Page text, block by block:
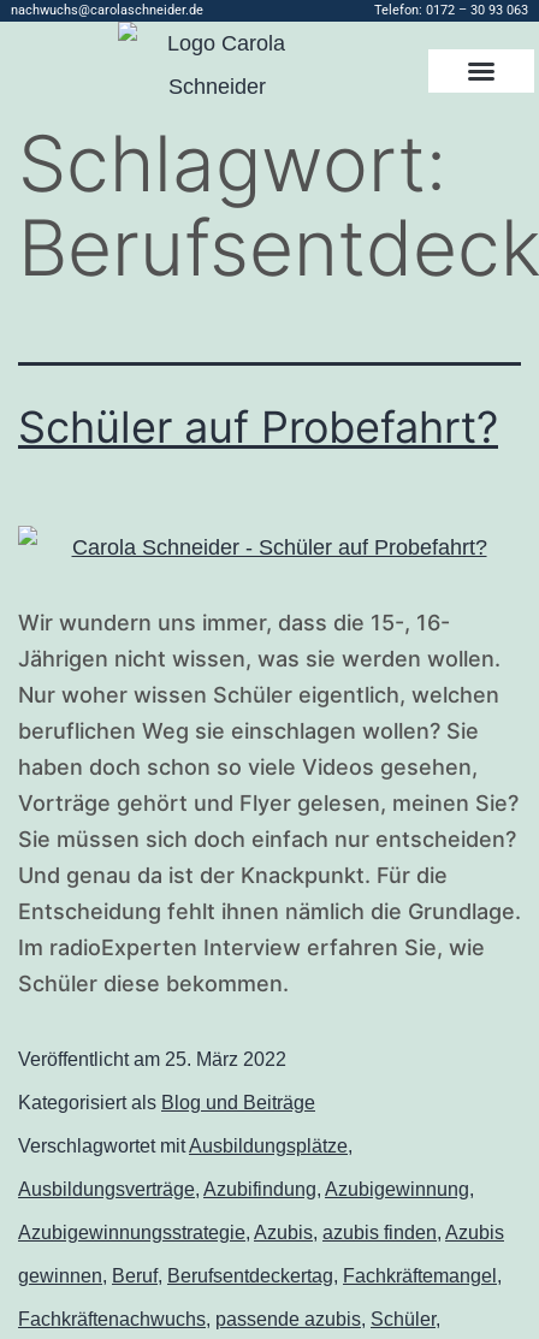
nachwuchs@carolaschneider.de Telefon:0172 – 30 93 063
Schlagwort:
Schüler auf Probefahrt?
Wir wundern uns immer, dass die 15-, 16-
Jährigen nicht wissen, was sie werden wollen.
Nur woher wissen Schüler eigentlich, welchen
beruflichen Weg sie einschlagen wollen? Sie
haben doch schon so viele Videos gesehen,
Vorträge gehört und Flyer gelesen, meinen Sie?
Sie müssen sich doch einfach nur entscheiden?
Und genau da ist der Knackpunkt. Für die
Entscheidung fehlt ihnen nämlich die Grundlage.
Im radioExperten Interview erfahren Sie, wie
Schüler diese bekommen.
Veröffentlicht am 25. März 2022
Kategorisiert als Blog und Beiträge
Verschlagwortet mitAusbildungsplätze,
Ausbildungsverträge, Azubifindung, Azubigewinnung,
Azubigewinnungsstrategie, Azubis, azubis finden, Azubis
gewinnen, Beruf, Berufsentdeckertag, Fachkräftemangel ,
Fachkräftenachwuchs, passende azubis, Schüler,